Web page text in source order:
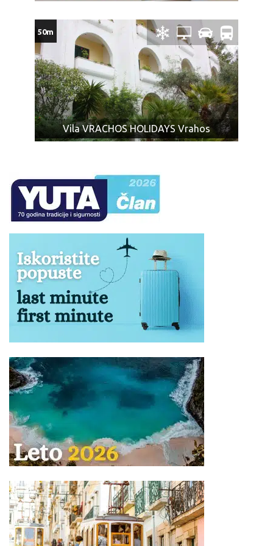
kg i jedan mali ručni prtljag – nešto što se može smestiti
u prtljažni deo iznad sedišta ili ispod sedišta u
putničkom delu autobusa.
Mini frižider je brojčano sastavni deo ličnog prtljaga.
Nećemo biti u obavezi da prevezemo prtljag koji prelazi
dozvoljeno.
U slučaju većeg broja prtljaga, prevoznik ili Organizator
putovanja (u interesu komfora ostalih putnika) nije u
(osim lekova), kolica na baterije ili skutere, dečija kolica
koja se ne sklapaju, bicikle, surferske daske, hrana ili
bilo koje druge artikle ili supstance koje nisu
dozvoljene za prevoz prema zakonu bilo koje zemlje
kroz koju prolazi autobus (o čemu je putnik dužan da se
sam informiše), ili mogu izazvati povredu ili oštećenje
imovine, predmeta, ili za koje mi smatramo da su
nepodesni za prevoz zbog svoje težine, veličine, oblika
ili karaktera, ili koji su lomljivi ili isparivi, kao i predmeti sa
oštrim ili isturenim ivicama (npr. hrana koja nije
adekvatno pakovana, u skladu sa propisima; konzumno
ulje, kao i ostale zapaljive tečnosti; pesak i kamenje;
pripremu zimnice; stolice za plažu, životinje, kao i druga
roba koja nije za ličnu upotrebu).
Obeležite vaš prtljag: ime, prezime, telefon, kako bi u
slučaju gubitka lakše bio pronađen.
Za zaboravljene stvari agencija kao prevoznik ne
odgovara.
Prtljag koji je primljen na prevoz biće obeležen
agencijskim nalepnicama.
Prtljag bez nalepnice neće biti primljen na prevoz.
Vaša je odgovornost da proverite da li je Vaš prtljag
unet ili iznet iz autobusa.
NAPOMENA za mesta u autobusu:Raspored sedenja u
Vila VRACHOS HOLIDAYS Vrahos
50m